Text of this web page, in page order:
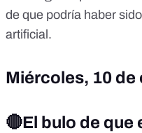
de que podría haber
artificial.
Miércoles, 10 de
🔴El bulo de que